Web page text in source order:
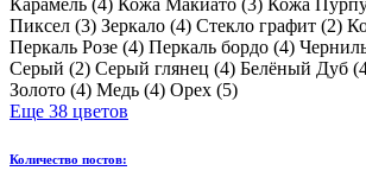
Пиксел (3) Зеркало (4) Стекло графит (2)
Перкаль Розе (4) Перкаль бордо (4)
Серый (2) Серый глянец (4) Белёный Дуб (
Золото (4) Медь (4) Орех (5)
Еще 38 цветов
Количество постов: